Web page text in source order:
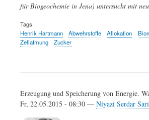
für Biogeochemie in Jena) untersucht mit
Tags
Henrik Hartmann
Abwehrstoffe Allokation
Zellatmung
Zucker
Erzeugung und Speicherung von Energie.
Fr, 22.05.2015 - 08:30 — Niyazi Serdar